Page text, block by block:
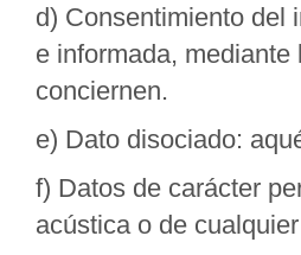
d) Consentimiento del
e informada,
conciernen.
e) Dato disociado:
f) Datos de carácter
acústica o de